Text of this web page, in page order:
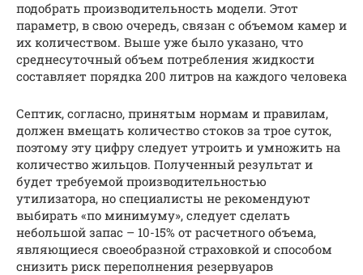
подобрать производительность модели. Этот
параметр, в свою очередь, связан с объемом камер и
их количеством. Выше уже было указано, что
среднесуточный объем потребления жидкости
составляет порядка 200 литров на каждого человека
Септик, согласно, принятым нормам и правилам,
должен вмещать количество стоков за трое суток,
поэтому эту цифру следует утроить и умножить на
количество жильцов. Полученный результат и
будет требуемой производительностью
утилизатора, но специалисты не рекомендуют
выбирать «по минимуму», следует сделать
небольшой запас – 10-15% от расчетного объема,
являющиеся своеобразной страховкой и способом
снизить риск переполнения резервуаров